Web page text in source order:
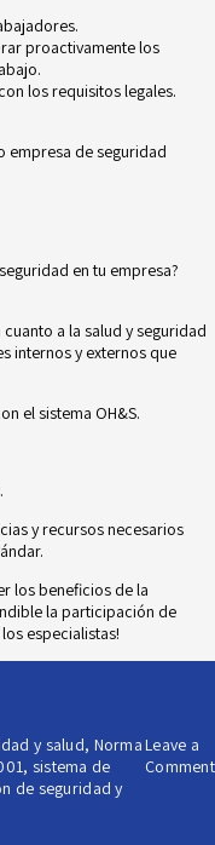
proactivamente los
los requisitos legales.
empresa de seguridad
en tu empresa?
a la salud y seguridad
internos y externos que
el sistema OH&S.
y recursos necesarios
los beneficios de la
la participación de
especialistas!
y salud, Norma
, sistema de
de seguridad y
Leave a
Comment